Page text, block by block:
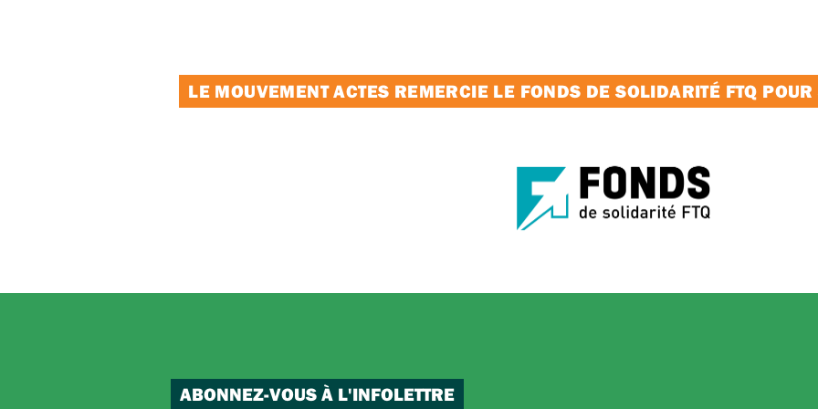
LE MOUVEMENT ACTES REMERCIE LE FONDS DE SOLIDARITÉ FTQ
ABONNEZ-VOUS À L'INFOLETTRE